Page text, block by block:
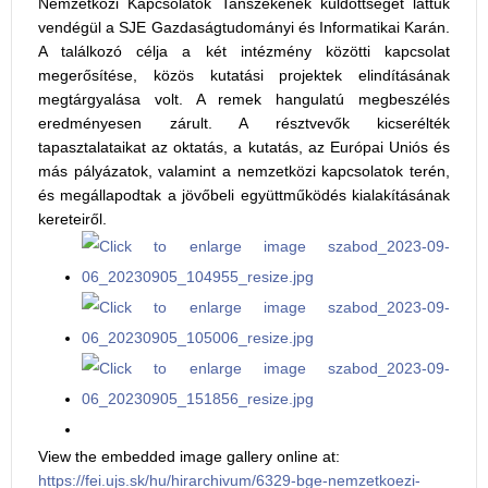
vendégül a SJE Gazdaságtudományi és Informatikai Karán.
A találkozó célja a két intézmény közötti kapcsolat
megerősítése, közös kutatási projektek elindításának
megtárgyalása volt. A remek hangulatú megbeszélés
eredményesen zárult. A résztvevők kicserélték
tapasztalataikat az oktatás, a kutatás, az Európai Uniós és
más pályázatok, valamint a nemzetközi kapcsolatok terén,
és megállapodtak a jövőbeli együttműködés kialakításának
kereteiről.
View the embedded image gallery online at:
https://fei.ujs.sk/hu/hirarchivum/6329-bge-nemzetkoezi-